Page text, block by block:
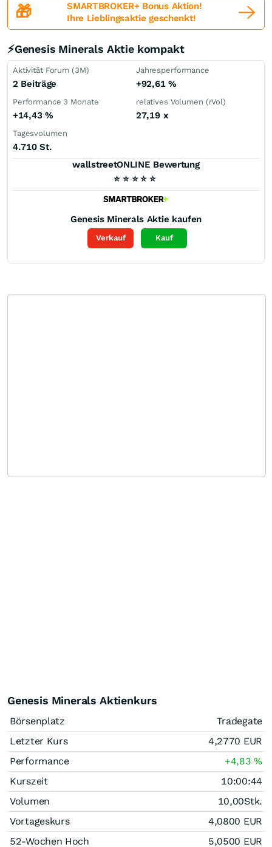
🎁
SMARTBROKER+ Bonus Aktion!
Ihre Lieblingsaktie geschenkt!
⚡Genesis Minerals Aktie kompakt
Aktivität Forum (3M)
2 Beiträge
Jahresperformance
+92,61 %
Performance 3 Monate
+14,43 %
relatives Volumen (rVol)
27,19 x
Tagesvolumen
4.710 St.
wallstreetONLINE Bewertung
⭐ ⭐ ⭐ ⭐ ⭐
Genesis Minerals Aktie kaufen
Verkauf Kauf
Genesis Minerals Aktienkurs
Börsenplatz
Tradegate
Letzter Kurs
4,2770 EUR
Performance
+4,83%
Kurszeit
10:00:44
Volumen
10,00Stk.
Vortageskurs
4,0800 EUR
52-Wochen Hoch
5,0500 EUR